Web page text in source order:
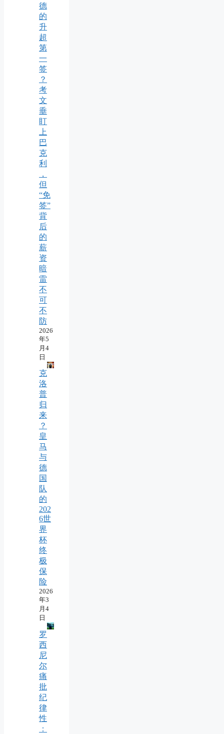
德
的
升
超
第
一
签
？
考
文
垂
盯
上
巴
克
利
，
但
“免
签”
背
后
的
薪
资
暗
雷
不
可
不
防
2026
年5
月4
日
克
洛
普
归
来
？
皇
马
与
德
国
队
的
202
6世
界
杯
终
极
保
险
2026
年3
月4
日
罗
西
尼
尔
痛
批
纪
律
性
：